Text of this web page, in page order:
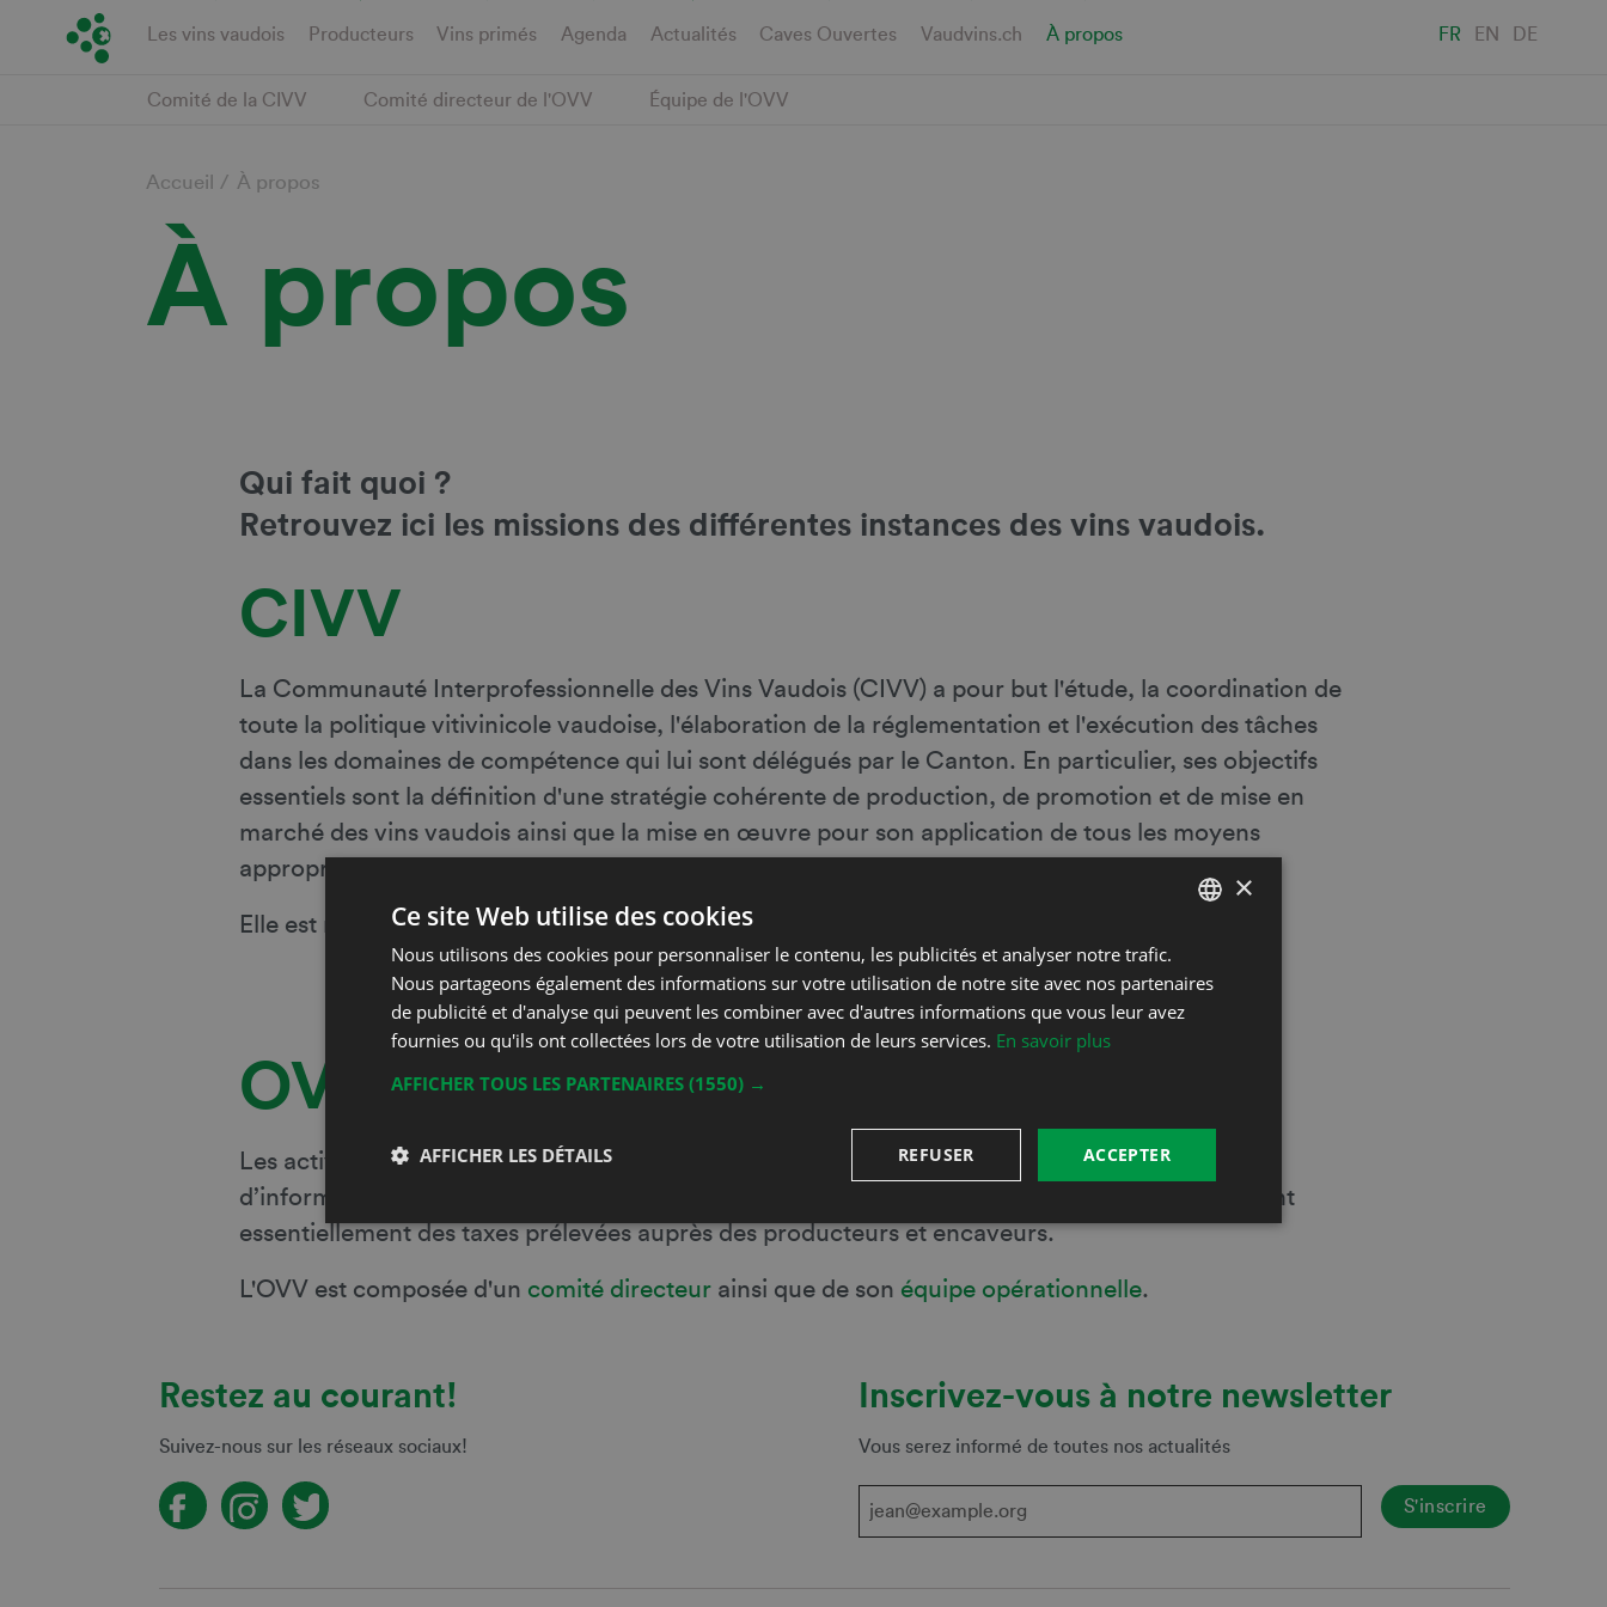
Les vins vaudois Producteurs Vins primés Agenda Actualités Caves Ouvertes Vaudvins.ch À propos
Comité de la CIVV Comité directeur de l'OVV Équipe de l'OVV
FR EN DE
Fil
d'Ariane
Accueil À propos
À propos
Qui fait quoi ?
Retrouvez ici les missions des différentes instances des vins vaudois.
CIVV
La Communauté Interprofessionnelle des Vins Vaudois (CIVV) a pour but l'étude, la coordination de
toute la politique vitivinicole vaudoise, l'élaboration de la réglementation et l'exécution des tâches
dans les domaines de compétence qui lui sont délégués par le Canton. En particulier, ses objectifs
essentiels sont la définition d'une stratégie cohérente de production, de promotion et de mise en
marché des vins vaudois ainsi que la mise en œuvre pour son application de tous les moyens
appropriés.
Elle est représentée parson comité.
OVV
Les activités de l’Office des Vins Vaudois (OVV) sont la promotion du vignoble par des actions
d’information, de publicité, de promotion et de relations publiques. Ces ressources proviennent
essentiellement des taxes prélevées auprès des producteurs et encaveurs.
L'OVV est composée d'un comité directeurainsi que de son équipe opérationnelle.
Restez au courant!
Suivez-nous sur les réseaux sociaux!
Inscrivez-vous à notre newsletter
Vous serez informé de toutes nos actualités
DEUTSCH
×
Ce site Web utilise des cookies
Nous utilisons des cookies pour personnaliser le contenu, les publicités et analyser notre trafic.
Nous partageons également des informations sur votre utilisation de notre site avec nos partenaires
de publicité et d'analyse qui peuvent les combiner avec d'autres informations que vous leur avez
fournies ou qu'ils ont collectées lors de votre utilisation de leurs services. En savoir plus
AFFICHER TOUS LES PARTENAIRES (1550) →
ACCEPTER
REFUSER
AFFICHER LES DÉTAILS